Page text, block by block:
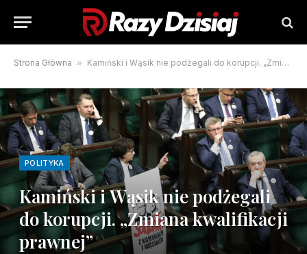
Strona Główna » Kamiński i Wąsik nie podżegali do korupcji. „Zmiana kwalifikacji prawnej”
POLITYKA
Kamiński i Wąsik nie podżegali
do korupcji. „Zmiana kwalifikacji
prawnej”